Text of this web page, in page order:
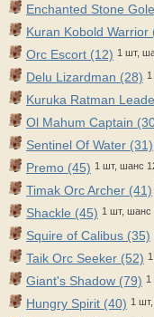
Enchanted Stone
Kuran Kobold Warrior
Orc Escort (12) 1 шт,
Delu Lizardman (28)
Kuruka Ratman
Ol Mahum Captain
Sentinel Of Water (31)
Premo (45) 1 шт, шанс
Timak Orc Archer (41)
Shackle (45) 1 шт, шанс
Squire of Calibus (35)
Taik Orc Seeker (52)
Giant's Shadow (79) 1
Hungry Spirit (40) 1